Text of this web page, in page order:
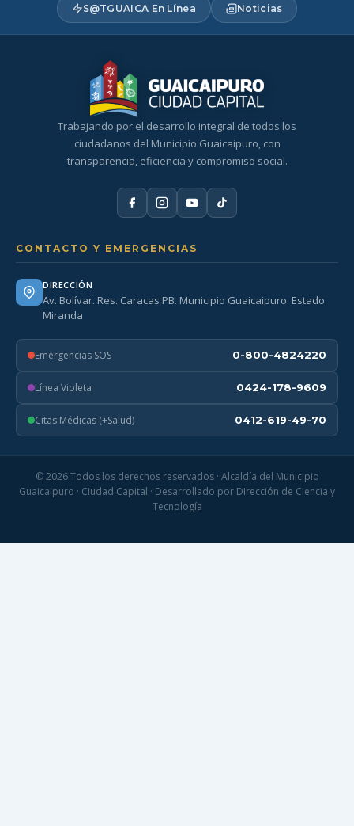
S@TGUAICA En Línea Noticias
Trabajando por el desarrollo integral de todos los
ciudadanos del Municipio Guaicaipuro, con
transparencia, eficiencia y compromiso social.
CONTACTO Y EMERGENCIAS
DIRECCIÓN
Av. Bolívar. Res. Caracas PB. Municipio Guaicaipuro. Estado
Miranda
Emergencias SOS 0-800-4824220
Línea Violeta 0424-178-9609
Citas Médicas (+Salud) 0412-619-49-70
© 2026 Todos los derechos reservados · Alcaldía del Municipio
Guaicaipuro · Ciudad Capital · Desarrollado por Dirección de Ciencia y
Tecnología